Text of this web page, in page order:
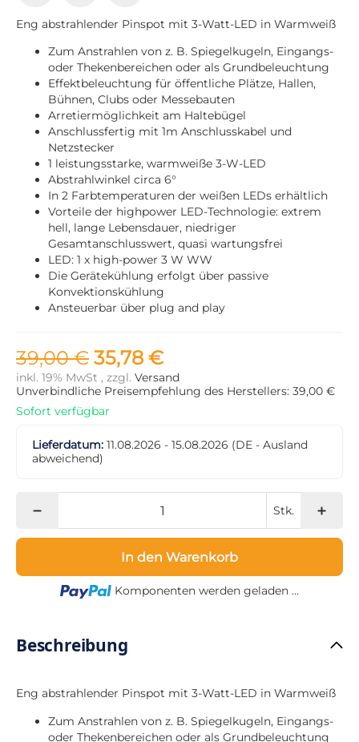
Eng abstrahlender Pinspot mit 3-Watt-LED in Warmweiß
Zum Anstrahlen von z. B. Spiegelkugeln, Eingangs-
oder Thekenbereichen oder als Grundbeleuchtung
Effektbeleuchtung für öffentliche Plätze, Hallen,
Bühnen, Clubs oder Messebauten
Arretiermöglichkeit am Haltebügel
Anschlussfertig mit 1m Anschlusskabel und
Netzstecker
1 leistungsstarke, warmweiße 3-W-LED
Abstrahlwinkel circa 6°
In 2 Farbtemperaturen der weißen LEDs erhältlich
Vorteile der highpower LED-Technologie: extrem
hell, lange Lebensdauer, niedriger
Gesamtanschlusswert, quasi wartungsfrei
LED: 1 x high-power 3 W WW
Die Gerätekühlung erfolgt über passive
Konvektionskühlung
Ansteuerbar über plug and play
39,00 € 35,78 €
inkl. 19% MwSt , zzgl. Versand
Unverbindliche Preisempfehlung des Herstellers: 39,00 €
Sofort verfügbar
Lieferdatum: 11.08.2026 - 15.08.2026 (DE - Ausland
abweichend)
Stk.
In den Warenkorb
Loading...
Komponenten werden geladen ...
Beschreibung
Eng abstrahlender Pinspot mit 3-Watt-LED in Warmweiß
Zum Anstrahlen von z. B. Spiegelkugeln, Eingangs-
oder Thekenbereichen oder als Grundbeleuchtung